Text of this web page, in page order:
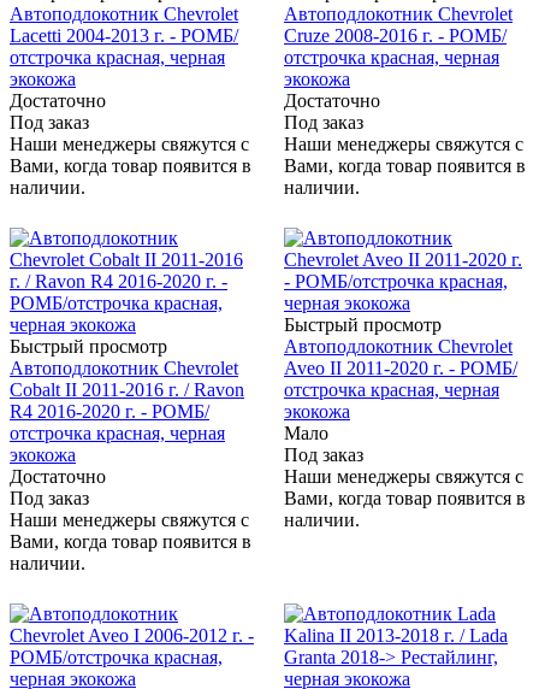
Автоподлокотник Chevrolet
Lacetti 2004-2013 г. - РОМБ/
отстрочка красная, черная
экокожа
Достаточно
Под заказ
Наши менеджеры свяжутся с
Вами, когда товар появится в
наличии.
Автоподлокотник Chevrolet
Cruze 2008-2016 г. - РОМБ/
отстрочка красная, черная
экокожа
Достаточно
Под заказ
Наши менеджеры свяжутся с
Вами, когда товар появится в
наличии.
Быстрый просмотр
Автоподлокотник Chevrolet
Cobalt II 2011-2016 г. / Ravon
R4 2016-2020 г. - РОМБ/
отстрочка красная, черная
экокожа
Достаточно
Под заказ
Наши менеджеры свяжутся с
Вами, когда товар появится в
наличии.
Быстрый просмотр
Автоподлокотник Chevrolet
Aveo II 2011-2020 г. - РОМБ/
отстрочка красная, черная
экокожа
Мало
Под заказ
Наши менеджеры свяжутся с
Вами, когда товар появится в
наличии.